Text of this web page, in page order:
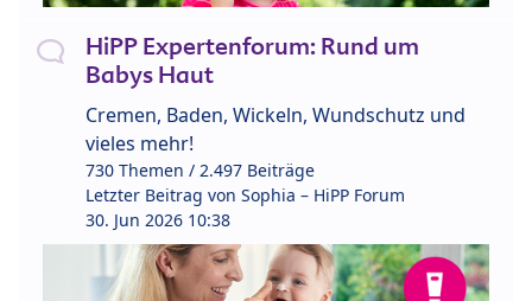
HiPP Expertenforum: Rund um
Babys Haut
Cremen, Baden, Wickeln, Wundschutz und
vieles mehr!
730 Themen / 2.497 Beiträge
Letzter Beitrag von Sophia – HiPP Forum
30. Jun 2026 10:38